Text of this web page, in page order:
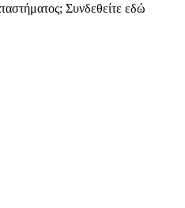
Συνδεθείτε εδώ